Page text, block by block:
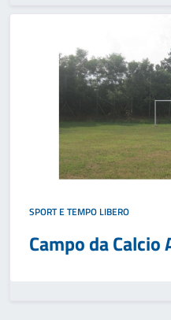
SPORT E TEMPO LIBERO
Campo da Calcio